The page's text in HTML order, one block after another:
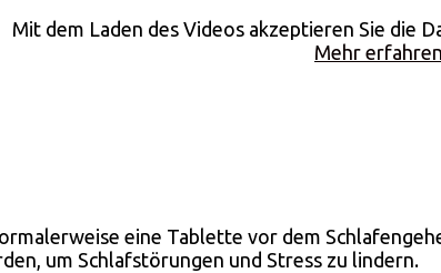
Mit dem Laden des Videos akzeptieren Sie die
Mehr erfahren
eine Tablette vor dem
um Schlafstörungen und Stress zu lindern.